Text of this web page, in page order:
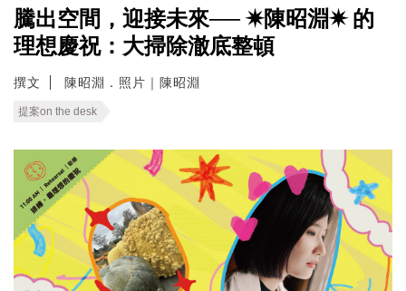
騰出空間，迎接未來── ✷陳昭淵✷ 的
理想慶祝：大掃除澈底整頓
撰文 陳昭淵．照片｜陳昭淵
提案on the desk